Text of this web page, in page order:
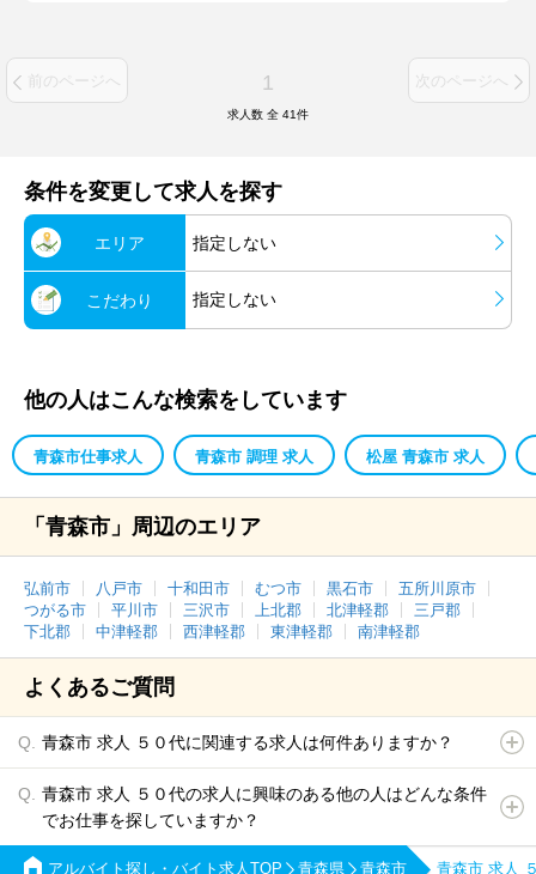
前のページへ 1 次のページへ
求人数 全 41件
条件を変更して求人を探す
エリア 指定しない
こだわり 指定しない
他の人はこんな検索をしています
青森市仕事求人 青森市 調理 求人 松屋 青森市 求人
「青森市」周辺のエリア
弘前市 八戸市 十和田市 むつ市 黒石市
五所川原市
つがる市
平川市 三沢市 上北郡 北津軽郡
三戸郡
下北郡
中津軽郡 西津軽郡 東津軽郡 南津軽郡
よくあるご質問
青森市 求人 ５０代に関連する求人は何件ありますか？
青森市 求人 ５０代の求人に興味のある他の人はどんな条件
でお仕事を探していますか？
アルバイト探し・バイト求人TOP 青森県 青森市 青森市 求人